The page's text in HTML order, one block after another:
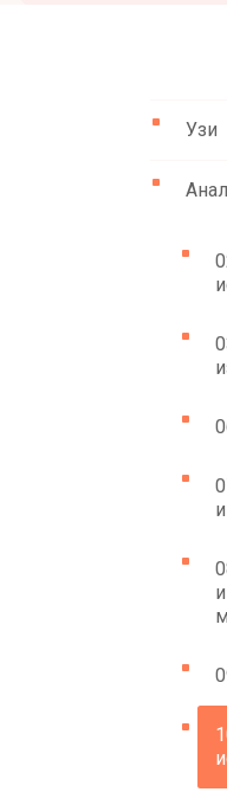
Узи